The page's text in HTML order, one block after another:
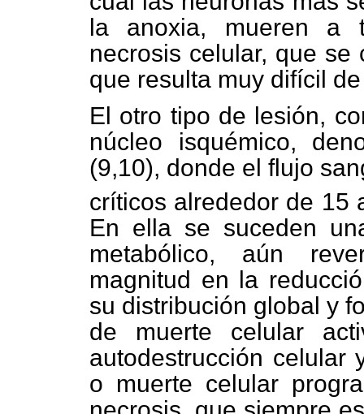
la anoxia, mueren a
necrosis celular, que
que resulta muy difícil
El otro tipo de lesión,
núcleo isquémico,
(9,10), donde el flujo
críticos alrededor de 15
En ella se suceden
metabólico, aún
magnitud en la
su distribución global y
de muerte celular
autodestrucción celular
o muerte celular